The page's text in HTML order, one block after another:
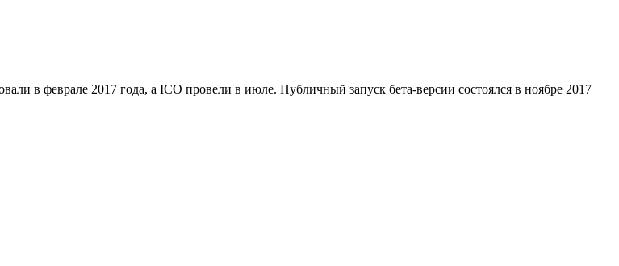
в феврале 2017 года, а ICO провели в июле. Публичный запуск бета-версии состоялся в ноябре 2017